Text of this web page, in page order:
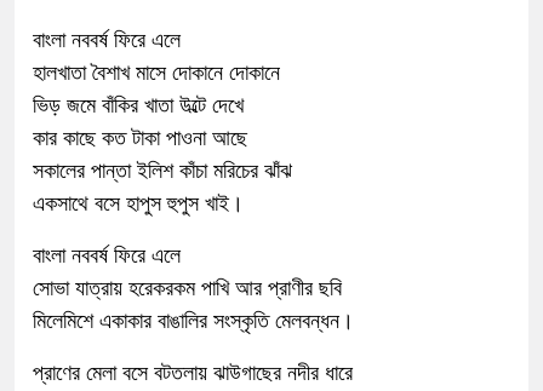
বাংলা নববর্ষ ফিরে এলে
হালখাতা বৈশাখ মাসে দোকানে দোকানে
ভিড় জমে বাঁকির খাতা উল্টে দেখে
কার কাছে কত টাকা পাওনা আছে
সকালের পান্তা ইলিশ কাঁচা মরিচের ঝাঁঝ
একসাথে বসে হাপুস হুপুস খাই।
বাংলা নববর্ষ ফিরে এলে
সোভা যাত্রায় হরেকরকম পাখি আর প্রাণীর ছবি
মিলেমিশে একাকার বাঙালির সংস্কৃতি মেলবন্ধন।
প্রাণের মেলা বসে বটতলায় ঝাউগাছের নদীর ধারে